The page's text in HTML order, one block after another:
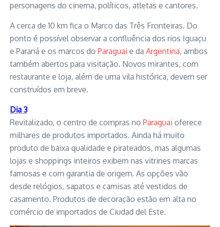
personagens do cinema, políticos, atletas e cantores.
A cerca de 10 km fica o Marco das Três Fronteiras. Do
ponto é possível observar a confluência dos rios Iguaçu
e Paraná e os marcos do Paraguai e da Argentina, ambos
também abertos para visitação. Novos mirantes, com
restaurante e loja, além de uma vila histórica, devem ser
construídos em breve.
Dia 3
Revitalizado, o centro de compras no Paraguai oferece
milhares de produtos importados. Ainda há muito
produto de baixa qualidade e pirateados, mas algumas
lojas e shoppings inteiros exibem nas vitrines marcas
famosas e com garantia de origem. As opções vão
desde relógios, sapatos e camisas até vestidos de
casamento. Produtos de decoração estão em alta no
comércio de importados de Ciudad del Este.